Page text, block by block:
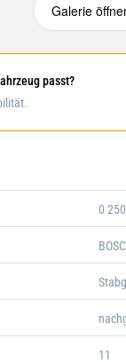
Galerie
passt?
0
11